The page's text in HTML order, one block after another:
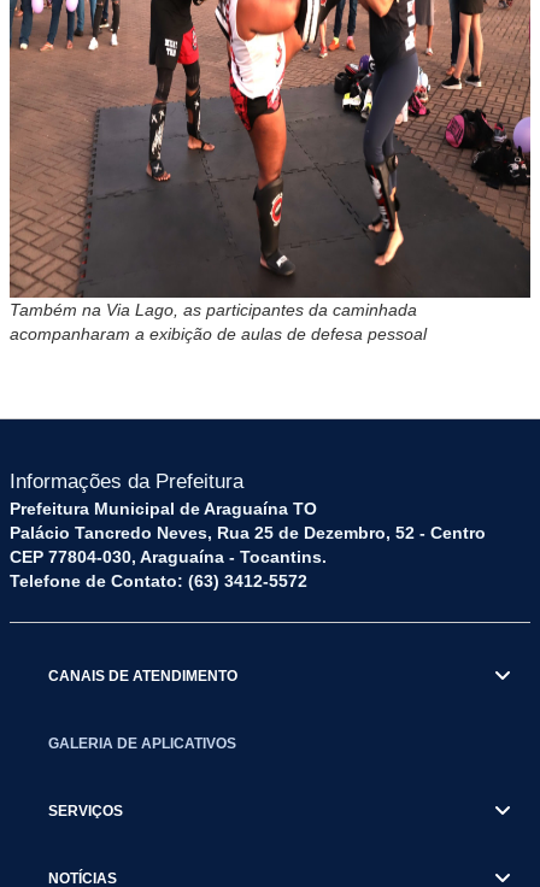
Também na Via Lago, as participantes da caminhada
acompanharam a exibição de aulas de defesa pessoal
Informações da Prefeitura
Prefeitura Municipal de Araguaína TO
Palácio Tancredo Neves, Rua 25 de Dezembro, 52 - Centro
CEP 77804-030, Araguaína - Tocantins.
Telefone de Contato: (63) 3412-5572
CANAIS DE ATENDIMENTO
GALERIA DE APLICATIVOS
SERVIÇOS
NOTÍCIAS